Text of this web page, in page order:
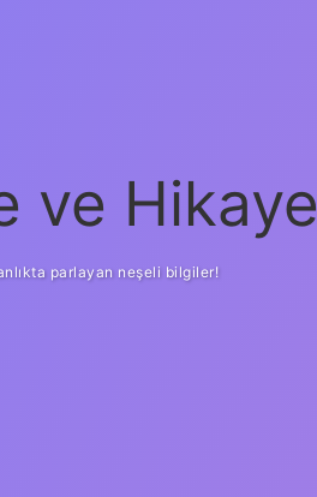
ve Hikaye
parlayan neşeli bilgiler!